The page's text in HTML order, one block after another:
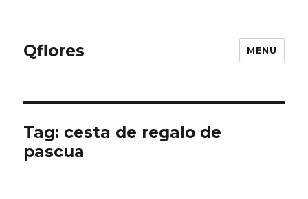
Qflores MENU
Tag: cesta de regalo de
pascua